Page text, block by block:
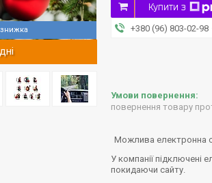
Купити з
+380 (96) 803-02-98
повернення товару
У компанії підключені
покидаючи сайту.